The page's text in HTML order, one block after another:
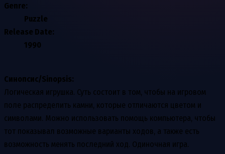
Genre:
Puzzle
Release Date:
1990
Синопсис/Sinopsis:
Логическая игрушка. Суть состоит в том, чтобы на игровом
поле распределить камни, которые отличаются цветом и
символами. Можно использовать помощь компьютера, чтобы
тот показывал возможные варианты ходов, а также есть
возможность менять последний ход. Одиночная игра.